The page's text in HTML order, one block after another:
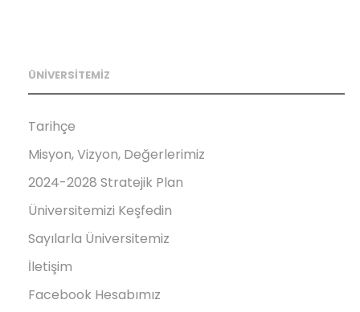
ÜNİVERSİTEMİZ
Tarihçe
Misyon, Vizyon, Değerlerimiz
2024-2028 Stratejik Plan
Üniversitemizi Keşfedin
Sayılarla Üniversitemiz
İletişim
Facebook Hesabımız